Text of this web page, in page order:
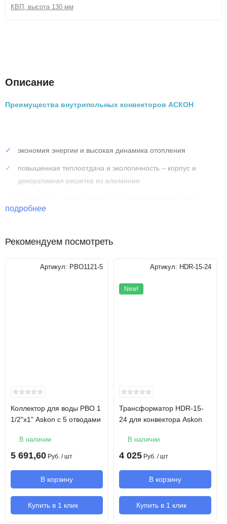
КВП, высота 130 мм
Описание
Преимущества внутрипольных конвекторов АСКОН
экономия энергии и высокая динамика отопления
повышенная теплоотдача и экологичность – корпус и
декоративная решетка из алюминия
толщиной 0,5 мм
меди, Ø15 мм, толщина стенки 1мм
Рабочее давление
теплоносителя
10 бар
испытания
Глубина 130 мм
подробнее
Рекомендуем посмотреть
Артикул: РВО1121-5
Коллектор для воды РВО 1
1/2"х1" Askon с 5 отводами
В наличии
5 691,60 Руб. / шт
В корзину
Купить в 1 клик
Артикул: HDR-15-24
New!
Трансформатор HDR-15-
24 для конвектора Askon
В наличии
4 025 Руб. / шт
В корзину
Купить в 1 клик